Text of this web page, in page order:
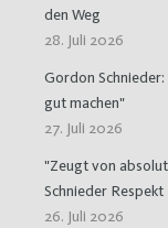
den Weg
28. Juli 2026
Gordon Schnieder:
gut machen"
27. Juli 2026
"Zeugt von
Schnieder Respekt
26. Juli 2026